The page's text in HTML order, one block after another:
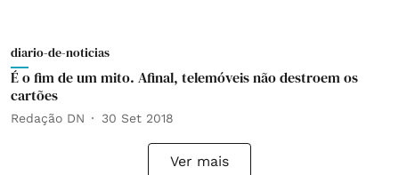
diario-de-noticias
É o fim de um mito. Afinal, telemóveis não destroem os
cartões
Redação DN 30 Set 2018
Ver mais